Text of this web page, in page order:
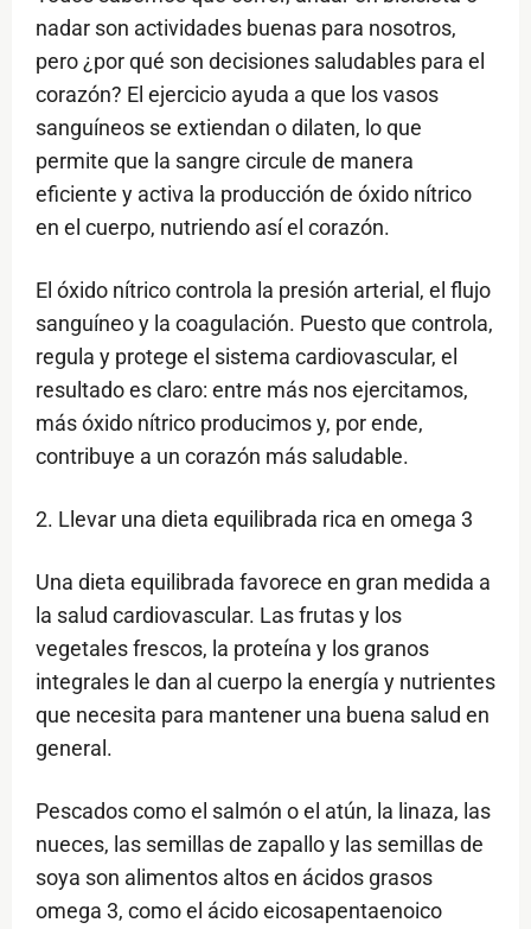
nadar son actividades buenas para nosotros,
pero ¿por qué son decisiones saludables para el
corazón? El ejercicio ayuda a que los vasos
sanguíneos se extiendan o dilaten, lo que
permite que la sangre circule de manera
eficiente y activa la producción de óxido nítrico
en el cuerpo, nutriendo así el corazón.
El óxido nítrico controla la presión arterial, el flujo
sanguíneo y la coagulación. Puesto que controla,
regula y protege el sistema cardiovascular, el
resultado es claro: entre más nos ejercitamos,
más óxido nítrico producimos y, por ende,
contribuye a un corazón más saludable.
2. Llevar una dieta equilibrada rica en omega 3
Una dieta equilibrada favorece en gran medida a
la salud cardiovascular. Las frutas y los
vegetales frescos, la proteína y los granos
integrales le dan al cuerpo la energía y nutrientes
que necesita para mantener una buena salud en
general.
Pescados como el salmón o el atún, la linaza, las
nueces, las semillas de zapallo y las semillas de
soya son alimentos altos en ácidos grasos
omega 3, como el ácido eicosapentaenoico